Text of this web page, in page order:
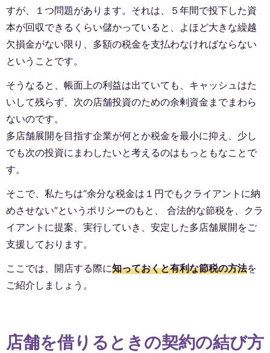
すが、１つ問題があります。それは、５年間で投下した資
本が回収できるくらい儲かっていると、よほど大きな繰越
欠損金がない限り、多額の税金を支払わなければならない
ということです。
そうなると、帳面上の利益は出ていても、キャッシュはた
いして残らず、次の店舗投資のための余剰資金までまわら
ないのです。
多店舗展開を目指す企業が何とか税金を最小に抑え、少し
でも次の投資にまわしたいと考えるのはもっともなことで
す。
そこで、私たちは“余分な税金は１円でもクライアントに納
めさせない”というポリシーのもと、 合法的な節税を、クラ
イアントに提案、実行していき、安定した多店舗展開をご
支援しております。
ここでは、開店する際に知っておくと有利な節税の方法を
ご紹介しましょう。
店舗を借りるときの契約の結び方